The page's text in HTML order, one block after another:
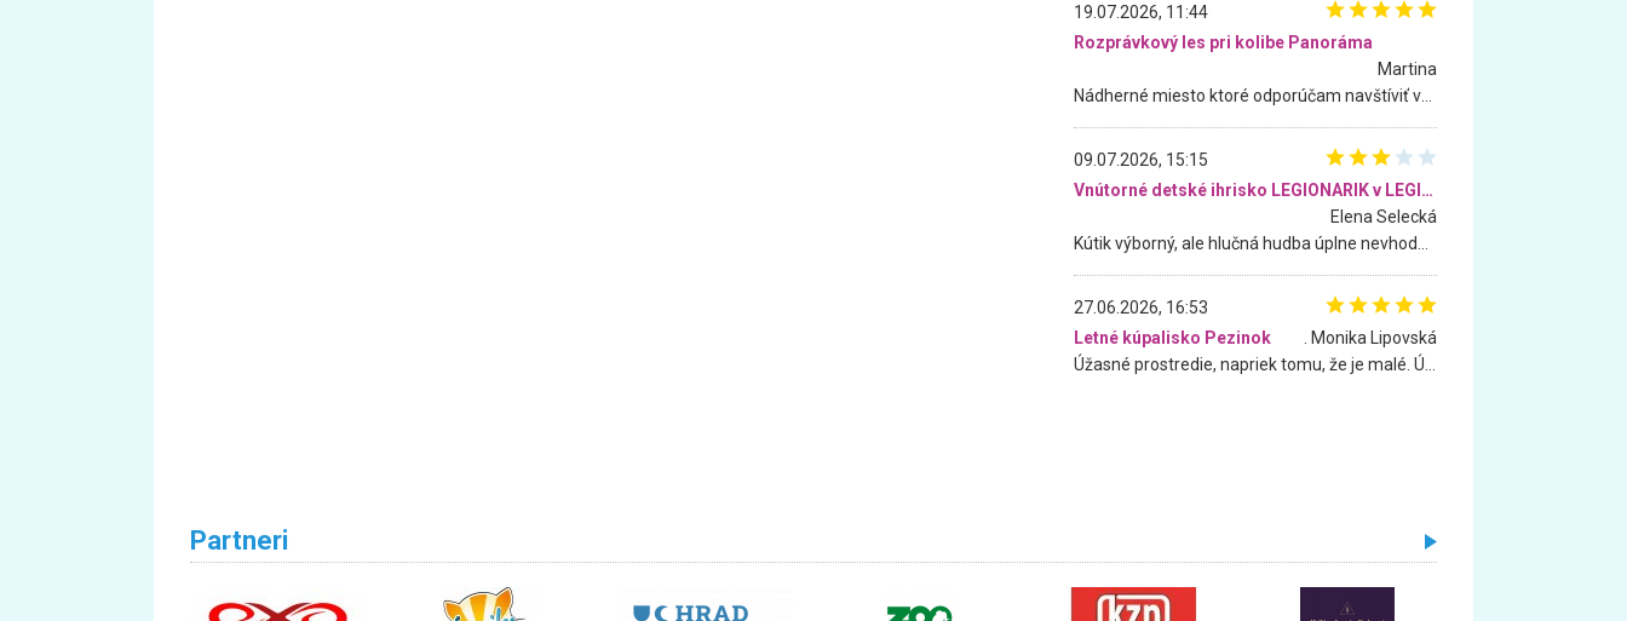
19.07.2026, 11:44
Rozprávkový les pri kolibe Panoráma
Martina
09.07.2026, 15:15
Vnútorné detské ihrisko LEGIONARIK v LEGIA Fitness
Elena Selecká
27.06.2026, 16:53
Letné kúpalisko Pezinok
. Monika Lipovská
Partneri